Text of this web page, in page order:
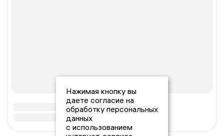
Нажимая кнопку вы
даете согласие на
обработку персональных
данных
с использованием